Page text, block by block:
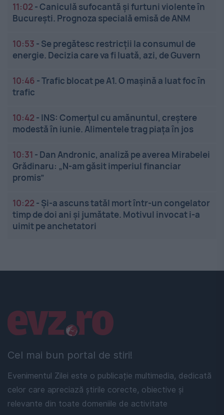
11:02 -Caniculă sufocantă și furtuni violente în
București. Prognoza specială emisă de ANM
10:53 - Se pregătesc restricții la consumul de
energie. Decizia care va fi luată, azi, de Guvern
10:46 -Trafic blocat pe A1. O mașină a luat foc în
trafic
10:42 - INS: Comerțul cu amănuntul, creștere
modestă în iunie. Alimentele trag piața în jos
10:31 - Dan Andronic, analiză pe averea Mirabelei
Grădinaru: „N-am găsit imperiul financiar
promis”
10:22 - Și-a ascuns tatăl mort într-un congelator
timp de doi ani și jumătate. Motivul invocat i-a
uimit pe anchetatori
Cel mai bun portal de stiri!
Evenimentul Zilei este o publicație multimedia, dedicată
celor care apreciază știrile corecte, obiective și
relevante din toate domeniile de activitate
Linkuri utile